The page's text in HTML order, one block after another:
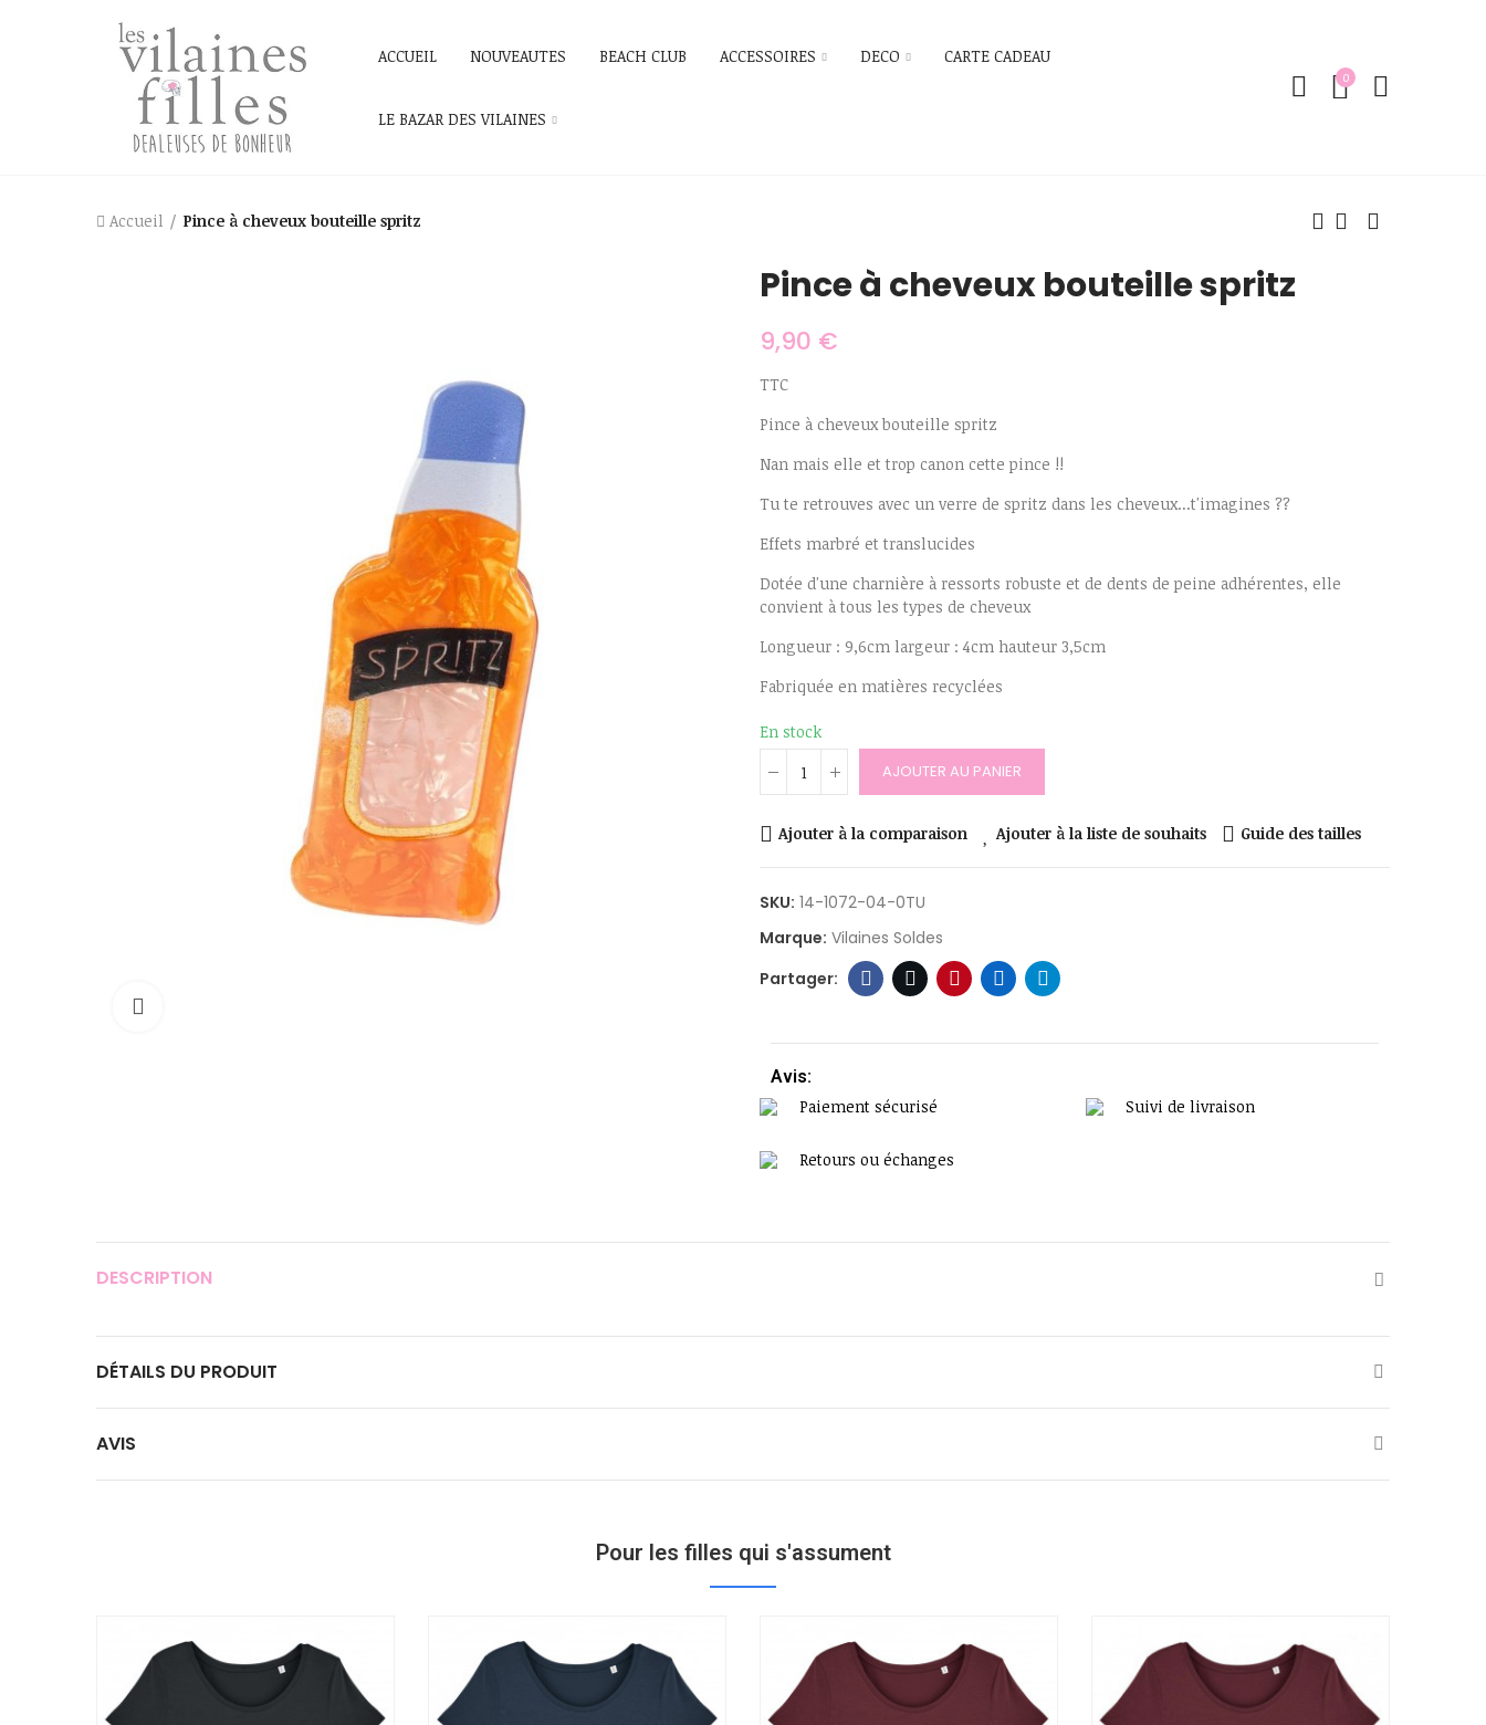
ACCUEIL NOUVEAUTES BEACH CLUB ACCESSOIRES DECO CARTE CADEAU
LE BAZAR DES VILAINES
0
Accueil Pince à cheveux bouteille spritz
Pince à cheveux bouteille spritz
9,90 €
TTC
Pince à cheveux bouteille spritz
Nan mais elle et trop canon cette pince !!
Tu te retrouves avec un verre de spritz dans les cheveux...t'imagines ??
Effets marbré et translucides
Dotée d'une charnière à ressorts robuste et de dents de peine adhérentes, elle
convient à tous les types de cheveux
Longueur : 9,6cm largeur : 4cm hauteur 3,5cm
Fabriquée en matières recyclées
En stock
AJOUTER AU PANIER
Ajouter à la comparaison Ajouter à la liste de souhaits Guide des tailles
SKU: 14-1072-04-0TU
Marque: Vilaines Soldes
Avis:
Paiement sécurisé
Suivi de livraison
Retours ou échanges
DESCRIPTION
DÉTAILS DU PRODUIT
AVIS
Pour les filles qui s'assument